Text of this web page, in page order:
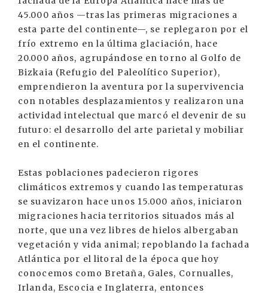
45.000 años —tras las primeras migraciones a
esta parte del continente—, se replegaron por el
frío extremo en la última glaciación, hace
20.000 años, agrupándose en torno al Golfo de
Bizkaia (Refugio del Paleolítico Superior),
emprendieron la aventura por la supervivencia
con notables desplazamientos y realizaron una
actividad intelectual que marcó el devenir de su
futuro: el desarrollo del arte parietal y mobiliar
en el continente.
Estas poblaciones padecieron rigores
climáticos extremos y cuando las temperaturas
se suavizaron hace unos 15.000 años, iniciaron
migraciones hacia territorios situados más al
norte, que una vez libres de hielos albergaban
vegetación y vida animal; repoblando la fachada
Atlántica por el litoral de la época que hoy
conocemos como Bretaña, Gales, Cornualles,
Irlanda, Escocia e Inglaterra, entonces